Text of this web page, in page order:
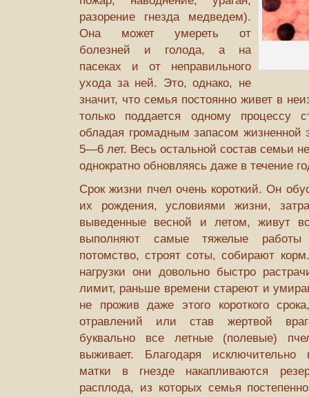
разорение гнезда медведем).
Она мо­жет умереть от
болезней и голода, а на
пасеках и от непра­вильного
ухода за ней. Это, однако, не
значит, что семья постоянно живет в
только под­дается одному процессу
обладая гро­мадным запасом жизненной
5—6 лет. Весь остальной состав семьи
однократно обновляясь даже в течение
Срок жизни пчел очень короткий. Он
их рождения, условиями жизни,
выведенные весной и летом, живут
выполняют самые тяжелые работы
потомство, строят соты, собирают
нагрузки они довольно быстро
лимит, раньше времени стареют и
не прожив даже этого короткого
отравлений или став жертвой
буквально все летные (полевые)
выживает. Благодаря исключительно
матки в гнезде накапливаются
расплода, из которых семья